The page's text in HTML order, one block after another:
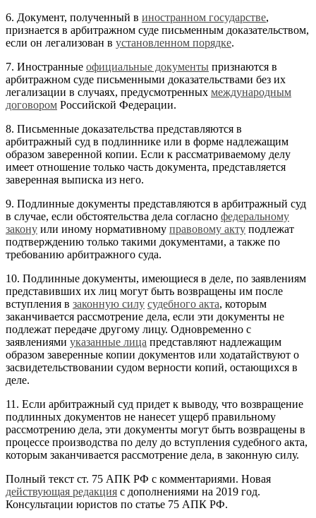
6. Документ, полученный в иностранном государстве,
признается в арбитражном суде письменным доказательством,
если он легализован в установленном порядке.
7. Иностранные официальные документы признаются в
арбитражном суде письменными доказательствами без их
легализации в случаях, предусмотренных международным
договором Российской Федерации.
8. Письменные доказательства представляются в
арбитражный суд в подлиннике или в форме надлежащим
образом заверенной копии. Если к рассматриваемому делу
имеет отношение только часть документа, представляется
заверенная выписка из него.
9. Подлинные документы представляются в арбитражный суд
в случае, если обстоятельства дела согласно федеральному
закону или иному нормативному правовому акту подлежат
подтверждению только такими документами, а также по
требованию арбитражного суда.
10. Подлинные документы, имеющиеся в деле, по заявлениям
представивших их лиц могут быть возвращены им после
вступления в законную силу судебного акта, которым
заканчивается рассмотрение дела, если эти документы не
подлежат передаче другому лицу. Одновременно с
заявлениями указанные лица представляют надлежащим
образом заверенные копии документов или ходатайствуют о
засвидетельствовании судом верности копий, остающихся в
деле.
11. Если арбитражный суд придет к выводу, что возвращение
подлинных документов не нанесет ущерб правильному
рассмотрению дела, эти документы могут быть возвращены в
процессе производства по делу до вступления судебного акта,
которым заканчивается рассмотрение дела, в законную силу.
Полный текст ст. 75 АПК РФ с комментариями. Новая
действующая редакция с дополнениями на 2019 год.
Консультации юристов по статье 75 АПК РФ.